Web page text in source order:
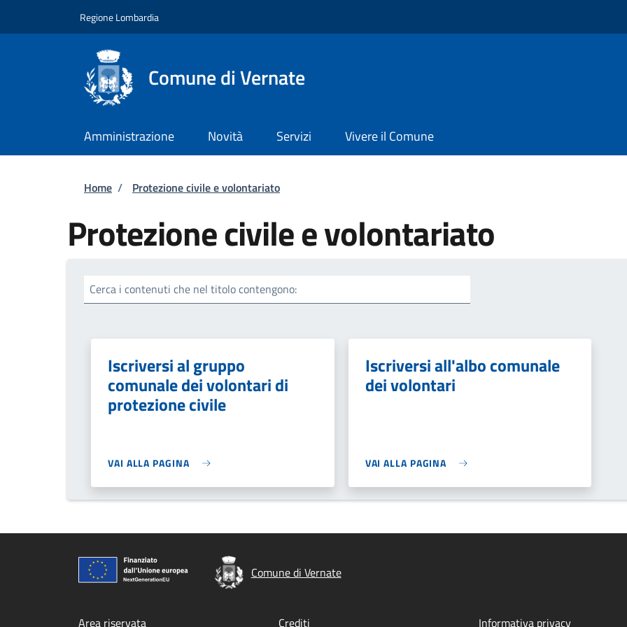
Regione Lombardia
Comune di Vernate
Amministrazione Novità Servizi Vivere il Comune
Briciole di pane
Home / Protezione civile e volontariato
Protezione civile e volontariato
Cerca i contenuti che nel titolo contengono:
Iscriversi al gruppo
comunale dei volontari di
protezione civile
VAI ALLA PAGINA
Iscriversi all'albo comunale
dei volontari
VAI ALLA PAGINA
Comune di Vernate
Area riservata Crediti Informativa privacy